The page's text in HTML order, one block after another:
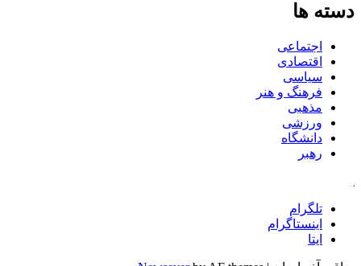
دسته ها
اجتماعی
اقتصادی
سیاسی
فرهنگ و هنر
مذهبی
ورزشی
دانشگاه
رهبر
تلگرام
اینستاگرام
ایتا